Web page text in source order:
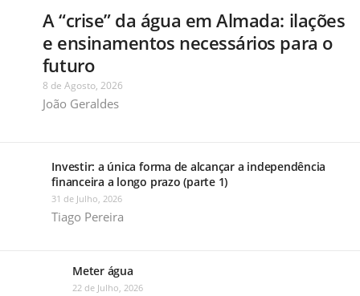
A “crise” da água em Almada: ilações
e ensinamentos necessários para o
futuro
8 de Agosto, 2026
João Geraldes
Investir: a única forma de alcançar a independência
financeira a longo prazo (parte 1)
31 de Julho, 2026
Tiago Pereira
Meter água
22 de Julho, 2026